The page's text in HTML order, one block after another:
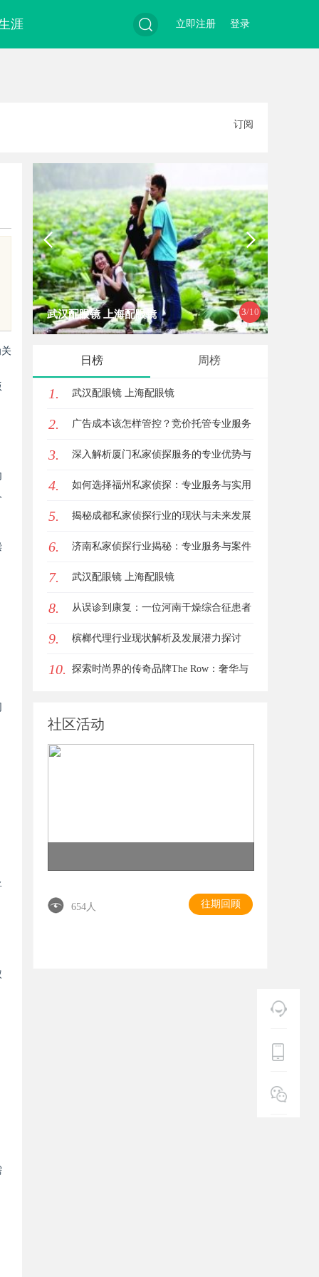
涯 登录
立即注册
订阅
4/10
深度解析哈尔滨私家侦探行业的发展
日榜 周榜
1. 武汉配眼镜 上海配眼镜
2. 广告成本该怎样管控？竞价托管专业服务
商俐麸科技
3. 深入解析厦门私家侦探服务的专业优势与
实际应用
4. 如何选择福州私家侦探：专业服务与实用
指南详解
5. 揭秘成都私家侦探行业的现状与未来发展
趋势
6. 济南私家侦探行业揭秘：专业服务与案件
解析全方位指南
7. 武汉配眼镜 上海配眼镜
8. 从误诊到康复：一位河南干燥综合征患者
的艰辛求医路
9. 槟榔代理行业现状解析及发展潜力探讨
10. 探索时尚界的传奇品牌The Row：奢华与
社区活动
654人 往期回顾